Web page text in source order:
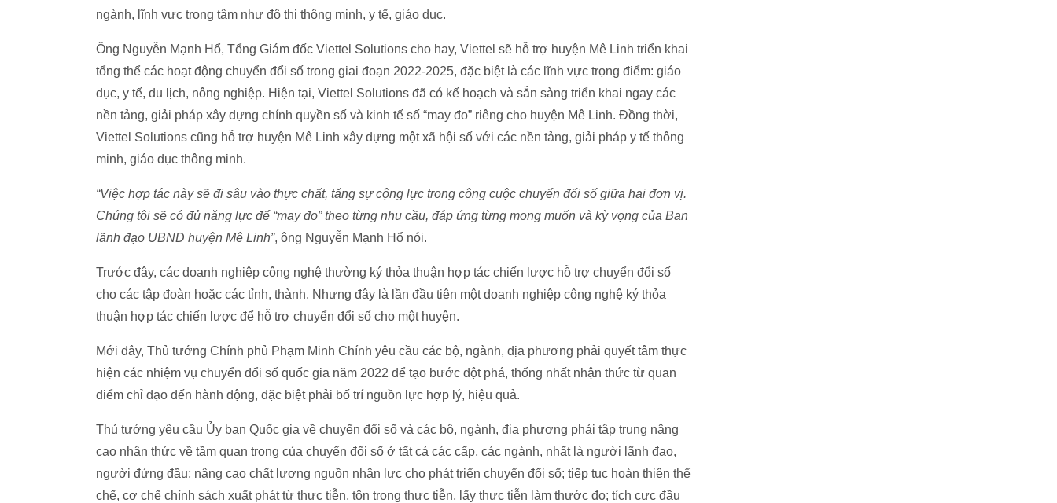
ngành, lĩnh vực trọng tâm như đô thị thông minh, y tế, giáo dục.
Ông Nguyễn Mạnh Hổ, Tổng Giám đốc Viettel Solutions cho hay, Viettel sẽ hỗ trợ huyện Mê Linh triển khai
tổng thể các hoạt động chuyển đổi số trong giai đoạn 2022-2025, đặc biệt là các lĩnh vực trọng điểm: giáo
dục, y tế, du lịch, nông nghiệp. Hiện tại, Viettel Solutions đã có kế hoạch và sẵn sàng triển khai ngay các
nền tảng, giải pháp xây dựng chính quyền số và kinh tế số “may đo” riêng cho huyện Mê Linh. Đồng thời,
Viettel Solutions cũng hỗ trợ huyện Mê Linh xây dựng một xã hội số với các nền tảng, giải pháp y tế thông
minh, giáo dục thông minh.
“Việc hợp tác này sẽ đi sâu vào thực chất, tăng sự cộng lực trong công cuộc chuyển đổi số giữa hai đơn vị.
Chúng tôi sẽ có đủ năng lực để “may đo” theo từng nhu cầu, đáp ứng từng mong muốn và kỳ vọng của Ban
lãnh đạo UBND huyện Mê Linh”, ông Nguyễn Mạnh Hổ nói.
Trước đây, các doanh nghiệp công nghệ thường ký thỏa thuận hợp tác chiến lược hỗ trợ chuyển đổi số
cho các tập đoàn hoặc các tỉnh, thành. Nhưng đây là lần đầu tiên một doanh nghiệp công nghệ ký thỏa
thuận hợp tác chiến lược để hỗ trợ chuyển đổi số cho một huyện.
Mới đây, Thủ tướng Chính phủ Phạm Minh Chính yêu cầu các bộ, ngành, địa phương phải quyết tâm thực
hiện các nhiệm vụ chuyển đổi số quốc gia năm 2022 để tạo bước đột phá, thống nhất nhận thức từ quan
điểm chỉ đạo đến hành động, đặc biệt phải bố trí nguồn lực hợp lý, hiệu quả.
Thủ tướng yêu cầu Ủy ban Quốc gia về chuyển đổi số và các bộ, ngành, địa phương phải tập trung nâng
cao nhận thức về tầm quan trọng của chuyển đổi số ở tất cả các cấp, các ngành, nhất là người lãnh đạo,
người đứng đầu; nâng cao chất lượng nguồn nhân lực cho phát triển chuyển đổi số; tiếp tục hoàn thiện thể
chế, cơ chế chính sách xuất phát từ thực tiễn, tôn trọng thực tiễn, lấy thực tiễn làm thước đo; tích cực đầu